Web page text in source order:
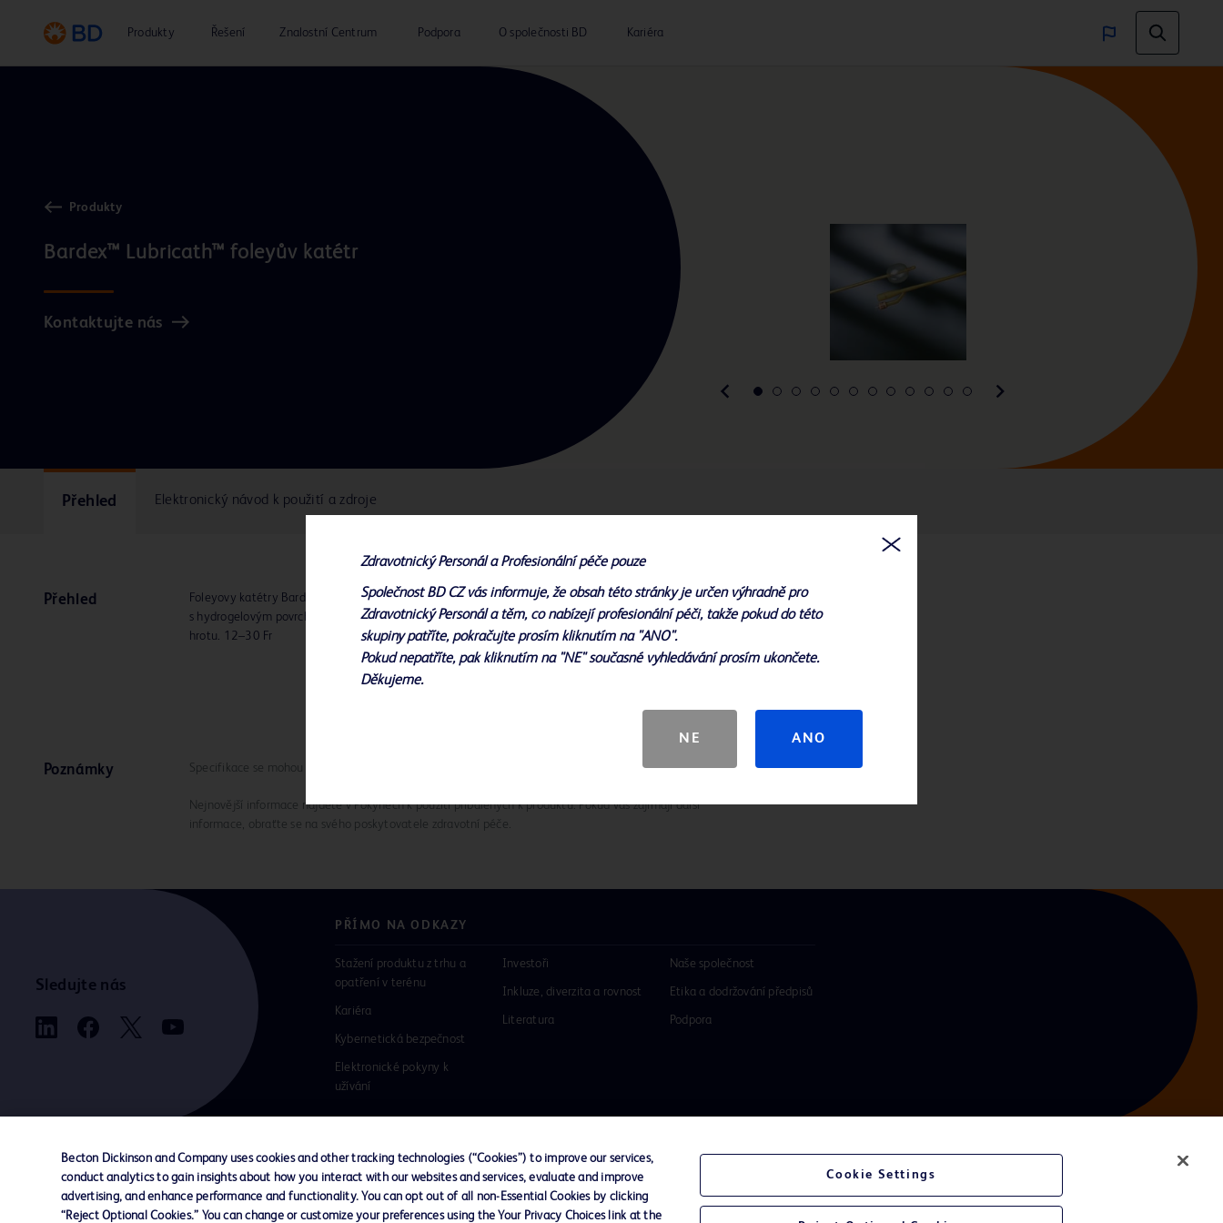
Produkty Řešení Znalostní Centrum Podpora O společnosti BD Kariéra
Produkty
Kontaktujte nás
Přehled Elektronický návod k použití a zdroje
Přehled
Foleyovy katétry Bardex™ Lubricath™ jsou dvoucestné latexové katétry
s hydrogelovým povrchem. Jsou dostupné ve více konfiguracích balónku a
hrotu. 12–30 Fr
Poznámky Specifikace se mohou bez předchozího upozornění změnit.
Nejnovější informace najdete v Pokynech k použití přibalených k produktu. Pokud vás zajímají další
informace, obraťte se na svého poskytovatele zdravotní péče.
Sledujte nás
PŘÍMO NA ODKAZY
Stažení produktu z trhu a
opatření v terénu
Kariéra
Kybernetická bezpečnost
Elektronické pokyny k
užívání
Investoři
Inkluze, diverzita a rovnost
Literatura
Naše společnost
Etika a dodržování předpisů
Podpora
Kontaktujte nás Předvolby souborů cookie Soukromí Podmínky použití
Zdravotnický Personál a Profesionální péče pouze
Společnost BD CZ vás informuje, že obsah této stránky je určen výhradně pro
Zdravotnický Personál a těm, co nabízejí profesionální péči, takže pokud do této
skupiny patříte, pokračujte prosím kliknutím na "ANO".
Pokud nepatříte, pak kliknutím na "NE" současné vyhledávání prosím ukončete.
Děkujeme.
NE ANO
Becton Dickinson and Company uses cookies and other tracking technologies (“Cookies”) to improve our services,
conduct analytics to gain insights about how you interact with our websites and services, evaluate and improve
advertising, and enhance performance and functionality. You can opt out of all non-Essential Cookies by clicking
“Reject Optional Cookies.” You can change or customize your preferences using the Your Privacy Choices link at the
Cookie Settings